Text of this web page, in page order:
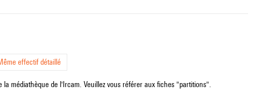
effectif détaillé
médiathèque de l'Ircam. Veuillez vous référer aux fiches "partitions".